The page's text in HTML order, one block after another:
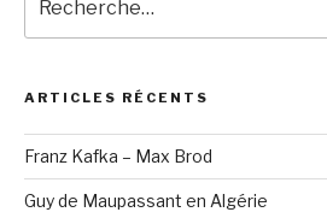
pour
:
ARTICLES RÉCENTS
Franz Kafka – Max Brod
Guy de Maupassant en Algérie